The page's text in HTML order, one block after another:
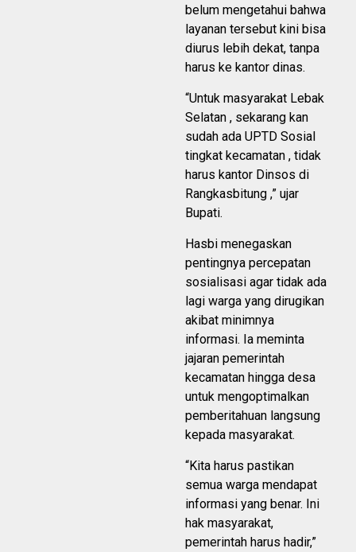
belum mengetahui bahwa
layanan tersebut kini bisa
diurus lebih dekat, tanpa
harus ke kantor dinas.
“Untuk masyarakat Lebak
Selatan , sekarang kan
sudah ada UPTD Sosial
tingkat kecamatan , tidak
harus kantor Dinsos di
Rangkasbitung ,” ujar
Bupati.
Hasbi menegaskan
pentingnya percepatan
sosialisasi agar tidak ada
lagi warga yang dirugikan
akibat minimnya
informasi. Ia meminta
jajaran pemerintah
kecamatan hingga desa
untuk mengoptimalkan
pemberitahuan langsung
kepada masyarakat.
“Kita harus pastikan
semua warga mendapat
informasi yang benar. Ini
hak masyarakat,
pemerintah harus hadir,”